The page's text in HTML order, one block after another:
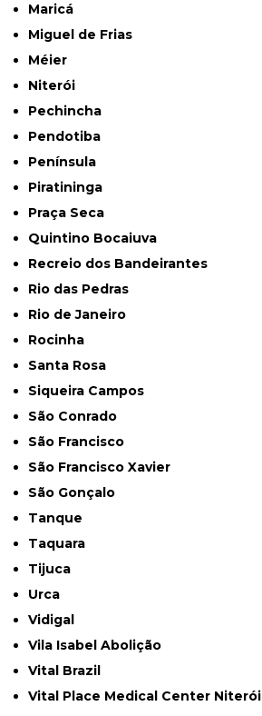
Maricá
Miguel de Frias
Méier
Niterói
Pechincha
Pendotiba
Península
Piratininga
Praça Seca
Quintino Bocaiuva
Recreio dos Bandeirantes
Rio das Pedras
Rio de Janeiro
Rocinha
Santa Rosa
Siqueira Campos
São Conrado
São Francisco
São Francisco Xavier
São Gonçalo
Tanque
Taquara
Tijuca
Urca
Vidigal
Vila Isabel Abolição
Vital Brazil
Vital Place Medical Center Niterói